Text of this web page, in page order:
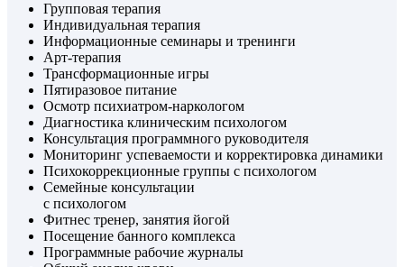
Групповая терапия
Индивидуальная терапия
Информационные семинары и тренинги
Арт-терапия
Трансформационные игры
Пятиразовое питание
Осмотр психиатром-наркологом
Диагностика клиническим психологом
Консультация программного руководителя
Мониторинг успеваемости и корректировка динамики
Психокоррекционные группы с психологом
Семейные консультации
с психологом
Фитнес тренер, занятия йогой
Посещение банного комплекса
Программные рабочие журналы